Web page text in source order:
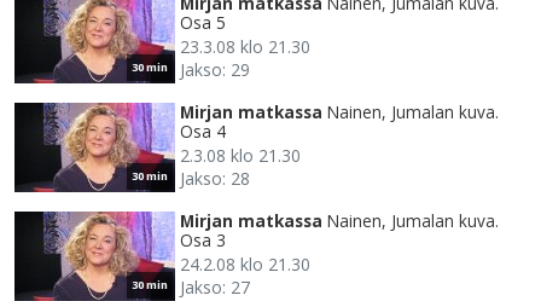
30 min
Osa 5
23.3.08 klo 21.30
Jakso: 29
30 min
Mirjan matkassa Nainen, Jumalan kuva.
Osa 4
2.3.08 klo 21.30
Jakso: 28
30 min
Mirjan matkassa Nainen, Jumalan kuva.
Osa 3
24.2.08 klo 21.30
Jakso: 27